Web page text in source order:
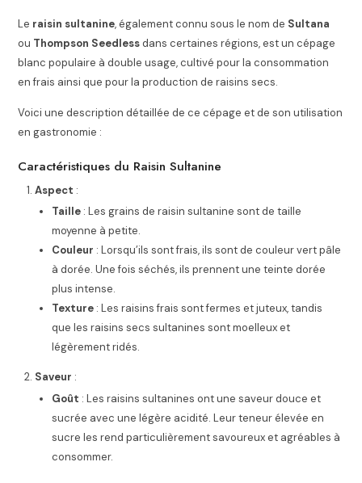
Le raisin sultanine, également connu sous le nom de Sultana
ou Thompson Seedlessdans certaines régions, est un cépage
blanc populaire à double usage, cultivé pour la consommation
en frais ainsi que pour la production de raisins secs.
Voici une description détaillée de ce cépage et de son utilisation
en gastronomie :
Caractéristiques du Raisin Sultanine
Aspect :
Taille : Les grains de raisin sultanine sont de taille
moyenne à petite.
Couleur : Lorsqu’ils sont frais, ils sont de couleur vert pâle
à dorée. Une fois séchés, ils prennent une teinte dorée
plus intense.
Texture : Les raisins frais sont fermes et juteux, tandis
que les raisins secs sultanines sont moelleux et
légèrement ridés.
Saveur :
Goût : Les raisins sultanines ont une saveur douce et
sucrée avec une légère acidité. Leur teneur élevée en
sucre les rend particulièrement savoureux et agréables à
consommer.